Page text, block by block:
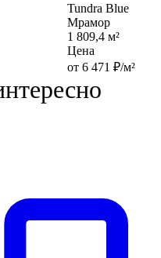
Tundra Blue
Мрамор
1 809,4 м²
Цена
от 6 471 ₽/м²